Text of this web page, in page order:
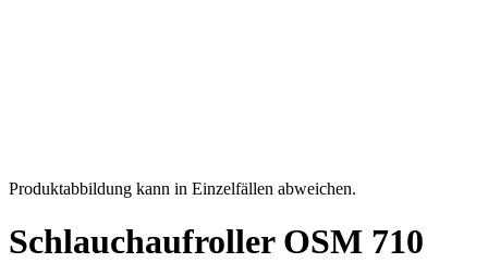
Produktabbildung kann in Einzelfällen abweichen.
Schlauchaufroller OSM 710